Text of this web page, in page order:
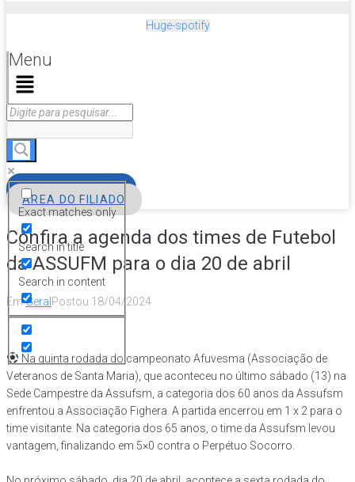
Huge-spotify
Menu
Exact matches only
Search in title
Search in content
ÁREA DO FILIADO
Confira a agenda dos times de Futebol
da ASSUFM para o dia 20 de abril
EmGeral Postou 18/04/2024
Na quinta rodada do campeonato Afuvesma (Associação de
Veteranos de Santa Maria), que aconteceu no último sábado (13) na
Sede Campestre da Assufsm, a categoria dos 60 anos da Assufsm
enfrentou a Associação Fighera. A partida encerrou em 1 x 2 para o
time visitante. Na categoria dos 65 anos, o time da Assufsm levou
vantagem, finalizando em 5×0 contra o Perpétuo Socorro.